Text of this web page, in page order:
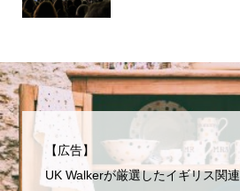
【広告】
UK Walkerが厳選したイギリス関